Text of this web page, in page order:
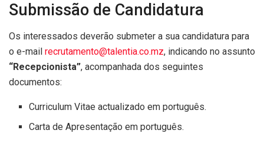
Submissão de Candidatura
Os interessados deverão submeter a sua candidatura para
o e-mail recrutamento@talentia.co.mz, indicando no assunto
“Recepcionista”, acompanhada dos seguintes
documentos:
Curriculum Vitae actualizado em português.
Carta de Apresentação em português.